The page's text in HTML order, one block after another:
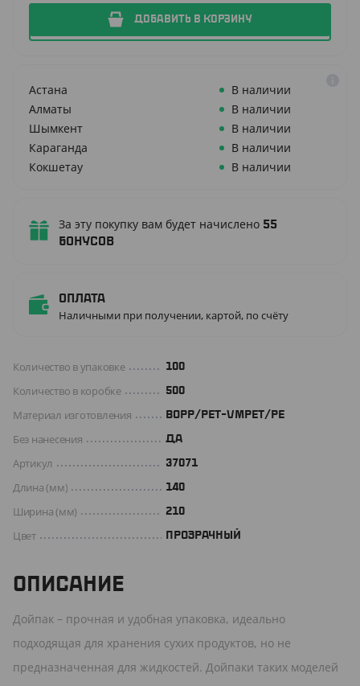
ДОБАВИТЬ В КОРЗИНУ
Астана
В наличии
Алматы
В наличии
Шымкент
В наличии
Караганда
В наличии
Кокшетау
В наличии
За эту покупку вам будет начислено 55
бонусов
Оплата
Наличными при получении, картой, по счёту
Количество в упаковке 100
Количество в коробке 500
Материал изготовления BOPP/PET-VMPET/PE
Без нанесения ДА
Артикул 37071
Длина (мм) 140
Ширина (мм) 210
Цвет ПРОЗРАЧНЫЙ
ОПИСАНИЕ
Дойпак – прочная и удобная упаковка, идеально
подходящая для хранения сухих продуктов, но не
предназначенная для жидкостей. Дойпаки таких моделей